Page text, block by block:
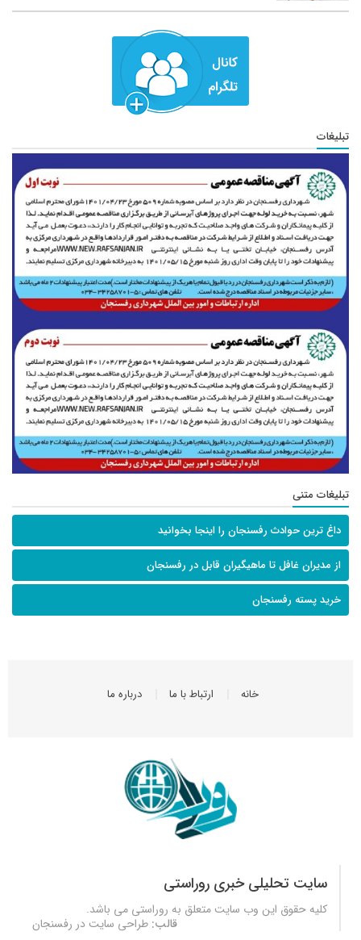
تبلیغات
تبلیغات متنی
داغ ترین حوادث رفسنجان را اینجا بخوانید
از مدیران غافل تا ماهیگیران قابل در رفسنجان
خرید پسته رفسنجان
خانه ارتباط با ما درباره ما
سایت تحلیلی خبری روراستی
کلیه حقوق این وب سایت متعلق به روراستی می باشد.
قالب: طراحی سایت در رفسنجان